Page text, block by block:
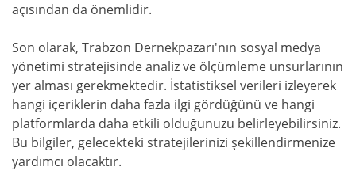
açısından da önemlidir.
Son olarak, Trabzon Dernekpazarı'nın sosyal medya
yönetimi stratejisinde analiz ve ölçümleme unsurlarının
yer alması gerekmektedir. İstatistiksel verileri izleyerek
hangi içeriklerin daha fazla ilgi gördüğünü ve hangi
platformlarda daha etkili olduğunuzu belirleyebilirsiniz.
Bu bilgiler, gelecekteki stratejilerinizi şekillendirmenize
yardımcı olacaktır.